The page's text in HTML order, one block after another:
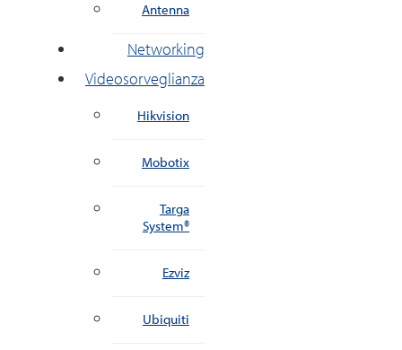
Antenna
Networking
Videosorveglianza
Hikvision
Mobotix
Targa
System®
Ezviz
Ubiquiti